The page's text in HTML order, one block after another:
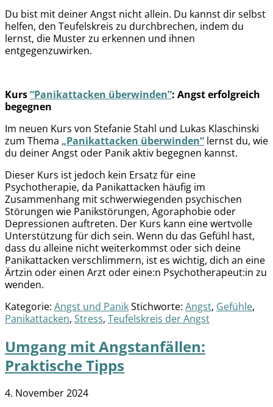
Du bist mit deiner Angst nicht allein. Du kannst dir selbst
helfen, den Teufelskreis zu durchbrechen, indem du
lernst, die Muster zu erkennen und ihnen
entgegenzuwirken.
Kurs“Panikattacken überwinden”: Angst erfolgreich
begegnen
Im neuen Kurs von Stefanie Stahl und Lukas Klaschinski
zum Thema „Panikattacken überwinden“ lernst du, wie
du deiner Angst oder Panik aktiv begegnen kannst.
Dieser Kurs ist jedoch kein Ersatz für eine
Psychotherapie, da Panikattacken häufig im
Zusammenhang mit schwerwiegenden psychischen
Störungen wie Panikstörungen, Agoraphobie oder
Depressionen auftreten. Der Kurs kann eine wertvolle
Unterstützung für dich sein. Wenn du das Gefühl hast,
dass du alleine nicht weiterkommst oder sich deine
Panikattacken verschlimmern, ist es wichtig, dich an eine
Ärtzin oder einen Arzt oder eine:n Psychotherapeut:in zu
wenden.
Kategorie: Angst und PanikStichworte: Angst, Gefühle,
Panikattacken, Stress, Teufelskreis der Angst
Umgang mit Angstanfällen:
Praktische Tipps
4. November 2024